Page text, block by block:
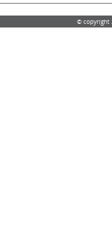
© copyright